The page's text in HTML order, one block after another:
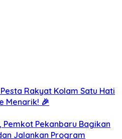
Rakyat Kolam Satu Hati
Menarik! 🎉
Pemkot Pekanbaru Bagikan
Jalankan Program